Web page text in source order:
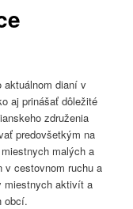
aktuálnom dianí v
aj prinášať dôležité
združenia
predovšetkým na
malých a
v cestovnom ruchu a
miestnych aktivít a
obcí.